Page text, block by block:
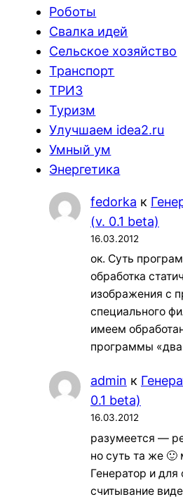
Роботы
Свалка идей
Сельское хозяйство
Транспорт
ТРИЗ
Туризм
Улучшаем idea2.ru
Умный ум
Энергетика
fedorka к
(v. 0.1 beta)
16.03.2012
ок. Суть
обработка
изображения с
специального
имеем
программы
admin к
0.1 beta)
16.03.2012
разумеется —
но суть та же 🙂
Генератор и
считывание